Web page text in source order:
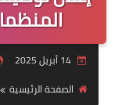
14 أبريل 2025
الصفحة الرئيسية